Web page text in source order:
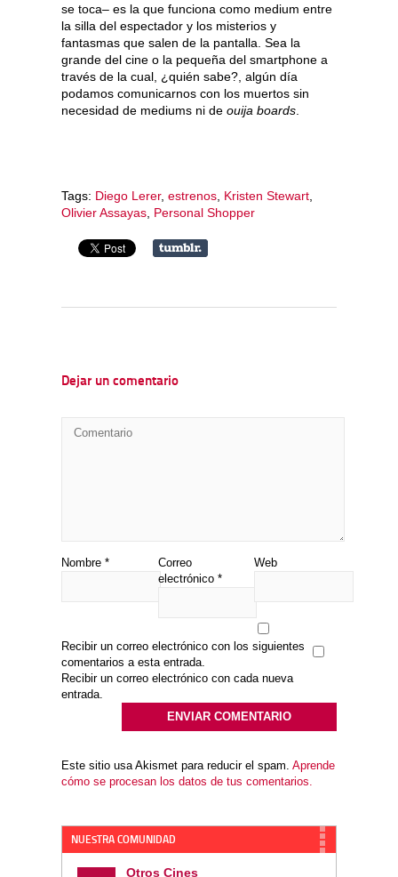
se toca– es la que funciona como medium entre
la silla del espectador y los misterios y
fantasmas que salen de la pantalla. Sea la
grande del cine o la pequeña del smartphone a
través de la cual, ¿quién sabe?, algún día
podamos comunicarnos con los muertos sin
necesidad de mediums ni de ouija boards
Tags: Diego Lerer, estrenos Kristen Stewart
Olivier Assayas Personal Shopper
Dejar un comentario
Nombre *
Correo
electrónico *
Web
Recibir un correo electrónico con los siguientes
comentarios a esta entrada.
Recibir un correo electrónico con cada nueva
entrada.
Este sitio usa Akismet para reducir el spam. Aprende
cómo se procesan los datos de tus comentarios.
NUESTRA COMUNIDAD
Otros Cines